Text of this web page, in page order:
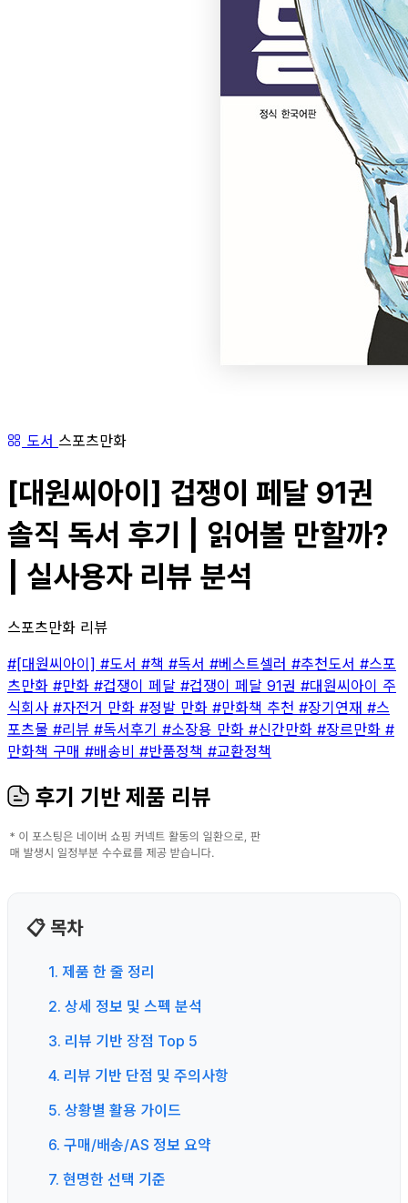
도서 스포츠만화
[대원씨아이] 겁쟁이 페달 91권
솔직 독서 후기 | 읽어볼 만할까?
| 실사용자 리뷰 분석
스포츠만화 리뷰
#[대원씨아이] #도서 #책 #독서 #베스트셀러 #추천도서 #스포
츠만화 #만화 #겁쟁이 페달 #겁쟁이 페달 91권 #대원씨아이 주
식회사 #자전거 만화 #정발 만화 #만화책 추천 #장기연재 #스
포츠물 #리뷰 #독서후기 #소장용 만화 #신간만화 #장르만화 #
만화책 구매 #배송비 #반품정책 #교환정책
후기 기반 제품 리뷰
📋 목차
1. 제품 한 줄 정리
2. 상세 정보 및 스펙 분석
3. 리뷰 기반 장점 Top 5
4. 리뷰 기반 단점 및 주의사항
5. 상황별 활용 가이드
6. 구매/배송/AS 정보 요약
7. 현명한 선택 기준